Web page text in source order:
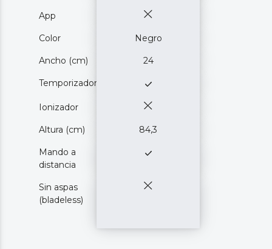
App
Color Negro
Ancho (cm) 24
Temporizador
Ionizador
Altura (cm) 84,3
Mando a
distancia
Sin aspas
(bladeless)